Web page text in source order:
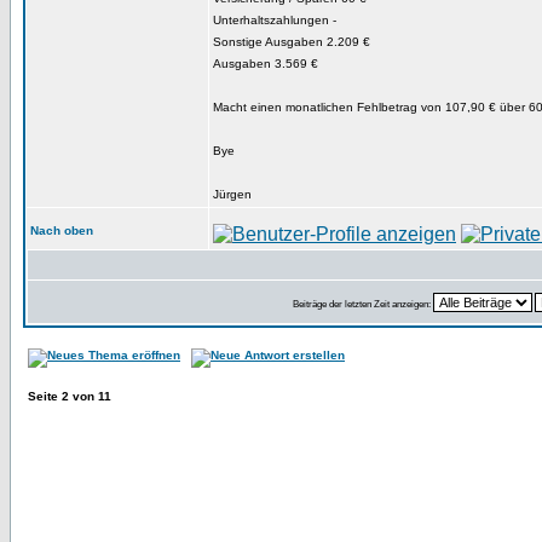
Unterhaltszahlungen -
Sonstige Ausgaben 2.209 €
Ausgaben 3.569 €
Macht einen monatlichen Fehlbetrag von 107,90 € über
Bye
Jürgen
Nach oben
Beiträge der letzten Zeit anzeigen:
Seite 2 von 11